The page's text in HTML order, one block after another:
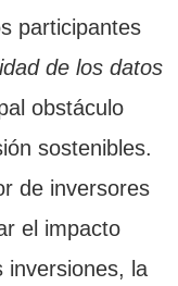
participantes
de los datos
obstáculo
sostenibles.
de inversores
el impacto
inversiones, la